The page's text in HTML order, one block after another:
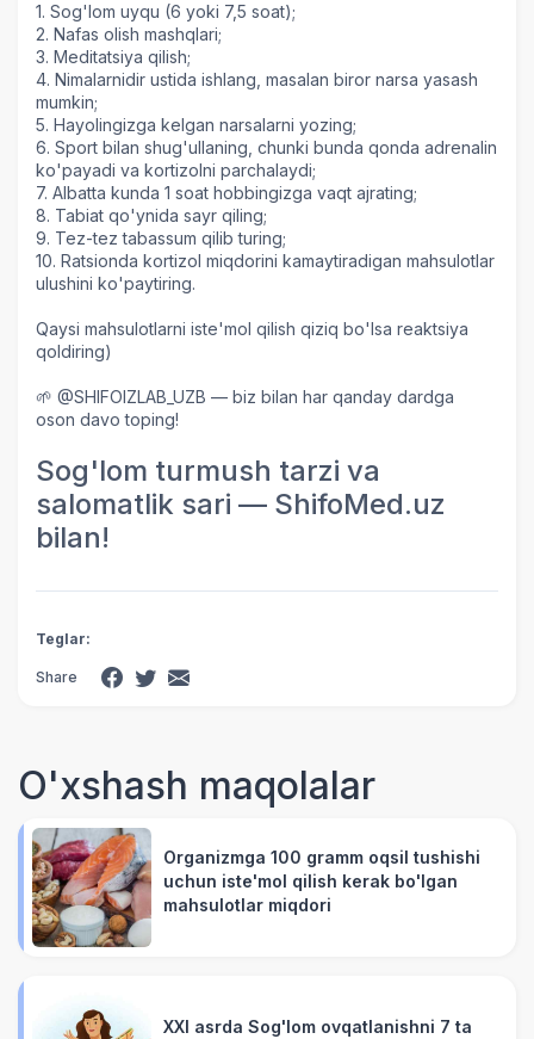
1. Sog'lom uyqu (6 yoki 7,5 soat);
2. Nafas olish mashqlari;
3. Meditatsiya qilish;
4. Nimalarnidir ustida ishlang, masalan biror narsa yasash
mumkin;
5. Hayolingizga kelgan narsalarni yozing;
6. Sport bilan shug'ullaning, chunki bunda qonda adrenalin
ko'payadi va kortizolni parchalaydi;
7. Albatta kunda 1 soat hobbingizga vaqt ajrating;
8. Tabiat qo'ynida sayr qiling;
9. Tez-tez tabassum qilib turing;
10. Ratsionda kortizol miqdorini kamaytiradigan mahsulotlar
ulushini ko'paytiring.
Qaysi mahsulotlarni iste'mol qilish qiziq bo'lsa reaktsiya
qoldiring)
🌱 @SHIFOIZLAB_UZB — biz bilan har qanday dardga
oson davo toping!
Sog'lom turmush tarzi va
salomatlik sari — ShifoMed.uz
bilan!
Teglar:
Share
O'xshash maqolalar
Organizmga 100 gramm oqsil tushishi
uchun iste'mol qilish kerak bo'lgan
mahsulotlar miqdori
XXI asrda Sog'lom ovqatlanishni 7 ta